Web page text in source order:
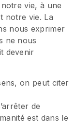
vie, à une
notre vie. La
nous exprimer
ne nous
devenir
on peut citer
de
est dans le